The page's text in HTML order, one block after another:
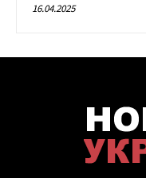
16.04.2025